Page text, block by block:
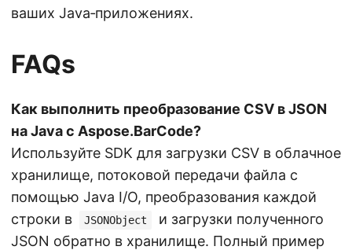
ваших Java‑приложениях.
FAQs
Как выполнить преобразование CSV в JSON
на Java с Aspose.BarCode?
Используйте SDK для загрузки CSV в облачное
хранилище, потоковой передачи файла с
помощью Java I/O, преобразования каждой
строки в
JSONObject
и загрузки полученного
JSON обратно в хранилище. Полный пример